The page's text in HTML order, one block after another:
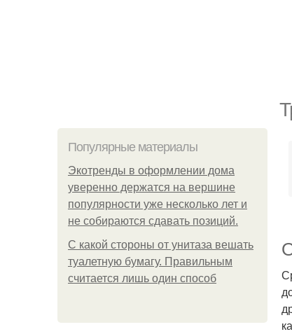
Популярные материалы
Экотренды в оформлении дома
уверенно держатся на вершине
популярности уже несколько лет и
не собираются сдавать позиций.
С какой стороны от унитаза вешать
туалетную бумагу. Правильным
считается лишь один способ